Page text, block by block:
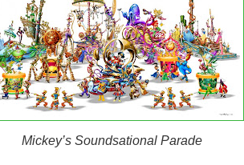
Mickey’s Soundsational Parade